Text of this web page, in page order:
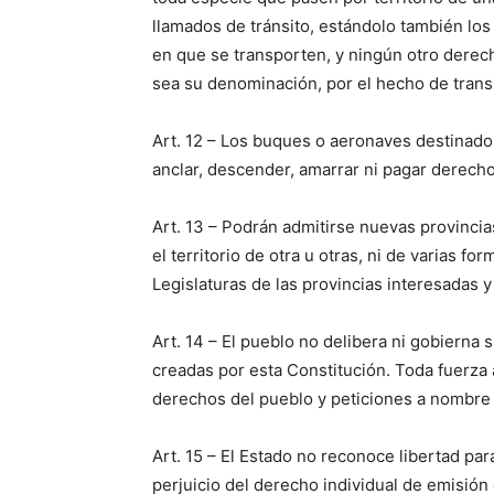
llamados de tránsito, estándolo también
en que se transporten, y ningún otro
sea su denominación, por el hecho de
Art. 12 – Los buques o aeronaves
anclar, descender, amarrar ni pagar
Art. 13 – Podrán admitirse nuevas
el territorio de otra u otras, ni de varias
Legislaturas de las provincias interesadas
Art. 14 – El pueblo no delibera ni gobierna
creadas por esta Constitución. Toda
derechos del pueblo y peticiones a
Art. 15 – El Estado no reconoce libertad
perjuicio del derecho individual de